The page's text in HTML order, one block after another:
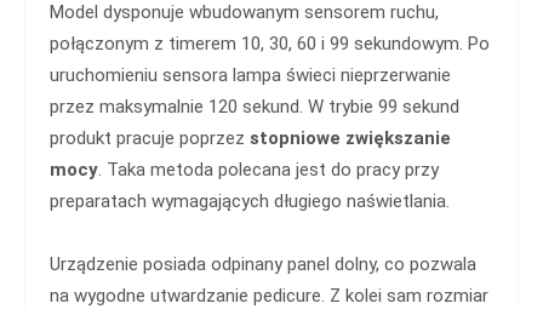
Model dysponuje wbudowanym sensorem ruchu,
połączonym z timerem 10, 30, 60 i 99 sekundowym. Po
uruchomieniu sensora lampa świeci nieprzerwanie
przez maksymalnie 120 sekund. W trybie 99 sekund
produkt pracuje poprzez stopniowe zwiększanie
mocy. Taka metoda polecana jest do pracy przy
preparatach wymagających długiego naświetlania.
Urządzenie posiada odpinany panel dolny, co pozwala
na wygodne utwardzanie pedicure. Z kolei sam rozmiar